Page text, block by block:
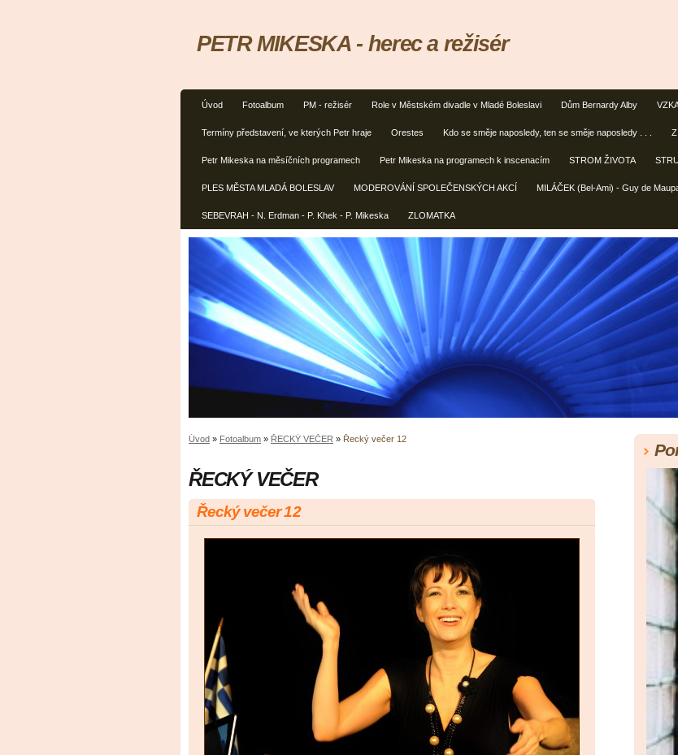
Úvod Fotoalbum PM - režisér Role v Městském divadle v Mladé Boleslavi Dům Bernardy Alby
Termíny představení, ve kterých Petr hraje Orestes Kdo se směje naposledy, ten se směje naposledy . . .
Petr Mikeska na měsíčních programech Petr Mikeska na programech k inscenacím STROM ŽIVOTA
PLES MĚSTA MLADÁ BOLESLAV MODEROVÁNÍ SPOLEČENSKÝCH AKCÍ MILÁČEK (Bel-Ami) - Guy de
SEBEVRAH - N. Erdman - P. Khek - P. Mikeska ZLOMATKA
PETR MIKESKA - herec a režisér
Úvod » Fotoalbum » ŘECKÝ VEČER » Řecký večer 12
ŘECKÝ VEČER
Řecký večer 12